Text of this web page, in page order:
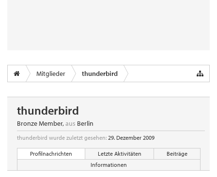
Mitglieder thunderbird
thunderbird
Bronze Member,aus Berlin
thunderbird wurde zuletzt gesehen: 29. Dezember 2009
Profilnachrichten Letzte Aktivitäten
Beiträge
Informationen